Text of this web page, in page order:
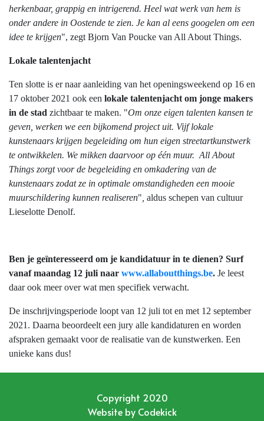
herkenbaar, grappig en intrigerend. Heel wat werk van hem is
onder andere in Oostende te zien. Je kan al eens googelen om een
idee te krijgen", zegt Bjorn Van Poucke van All About Things.
Lokale talentenjacht
Ten slotte is er naar aanleiding van het openingsweekend op 16 en
17 oktober 2021 ook een lokale talentenjacht om jonge makers
in de stad zichtbaar te maken. "Om onze eigen talenten kansen te
geven, werken we een bijkomend project uit. Vijf lokale
kunstenaars krijgen begeleiding om hun eigen streetartkunstwerk
te ontwikkelen. We mikken daarvoor op één muur. All About
Things zorgt voor de begeleiding en omkadering van de
kunstenaars zodat ze in optimale omstandigheden een mooie
muurschildering kunnen realiseren" aldus schepen van cultuur
Lieselotte Denolf.
Ben je geïnteresseerd om je kandidatuur in te dienen? Surf
vanaf maandag 12 juli naar www.allaboutthings.be. Je leest
daar ook meer over wat men specifiek verwacht.
De inschrijvingsperiode loopt van 12 juli tot en met 12 september
2021. Daarna beoordeelt een jury alle kandidaturen en worden
afspraken gemaakt voor de realisatie van de kunstwerken. Een
unieke kans dus!
Copyright 2020
Website by Codekick